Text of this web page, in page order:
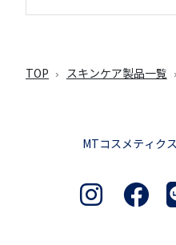
TOP スキンケア製品一覧
MTコスメティク